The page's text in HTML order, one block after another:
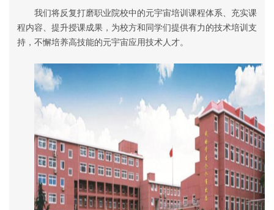
我们将反复打磨职业院校中的元宇宙培训课程体系、充实课
程内容、提升授课成果，为校方和同学们提供有力的技术培训支
持，不懈培养高技能的元宇宙应用技术人才。